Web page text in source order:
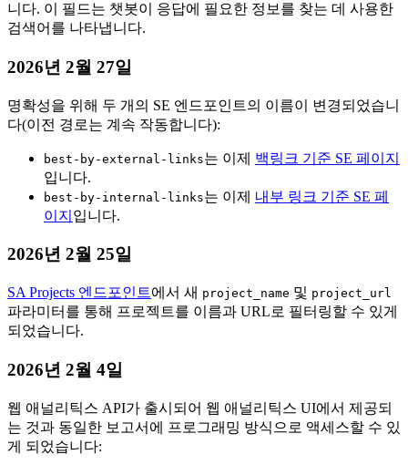
니다. 이 필드는 챗봇이 응답에 필요한 정보를 찾는 데 사용한
검색어를 나타냅니다.
2026년 2월 27일
명확성을 위해 두 개의 SE 엔드포인트의 이름이 변경되었습니
다(이전 경로는 계속 작동합니다):
best-by-external-links는 이제 백링크 기준 SE 페이지
입니다.
best-by-internal-links는 이제 내부 링크 기준 SE 페
이지 입니다.
2026년 2월 25일
SA Projects 엔드포인트에서 새 project_name 및 project_url
파라미터를 통해 프로젝트를 이름과 URL로 필터링할 수 있게
되었습니다.
2026년 2월 4일
웹 애널리틱스 API가 출시되어 웹 애널리틱스 UI에서 제공되
는 것과 동일한 보고서에 프로그래밍 방식으로 액세스할 수 있
게 되었습니다: